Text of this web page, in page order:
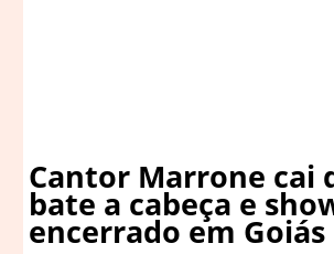
Cantor Marrone cai
bate a cabeça e
encerrado em Goiás